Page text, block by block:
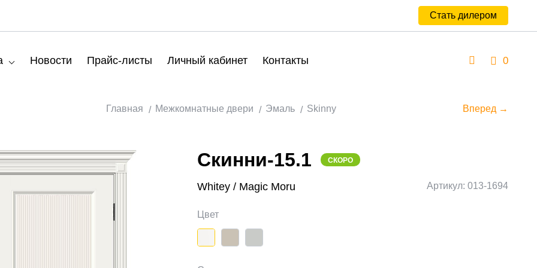
Стать дилером
Новости Прайс-листы Личный кабинет Контакты 0
Главная Межкомнатные двери Эмаль Skinny Вперед →
Скинни-15.1 СКОРО
Whitey / Magic Moru Артикул: 013-1694
Цвет